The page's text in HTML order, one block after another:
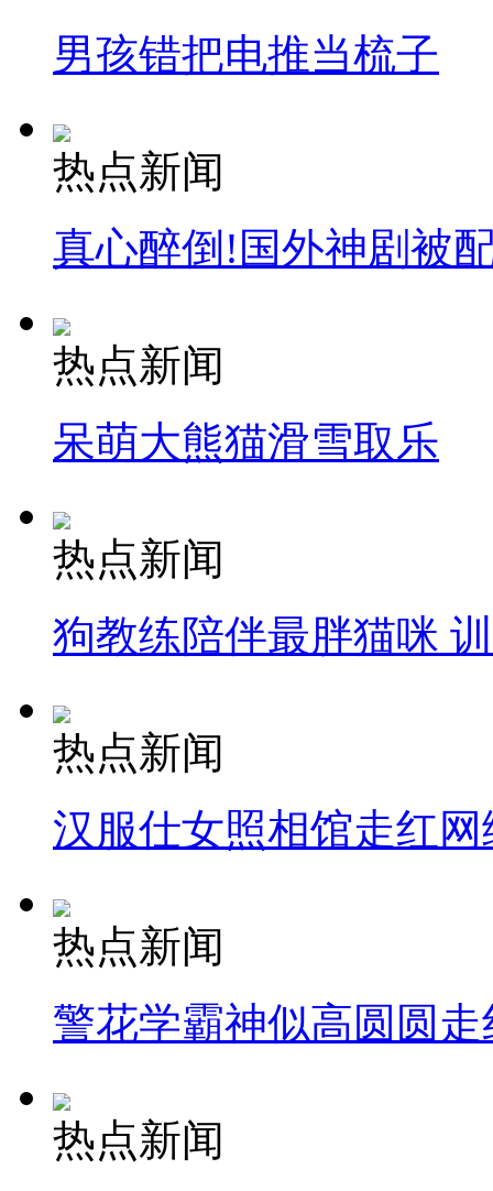
男孩错把电推当梳子
热点新闻
真心醉倒!国外神剧被
热点新闻
呆萌大熊猫滑雪取乐
热点新闻
狗教练陪伴最胖猫咪
热点新闻
汉服仕女照相馆走红网
热点新闻
警花学霸神似高圆圆走
热点新闻